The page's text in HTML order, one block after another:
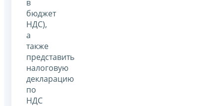
в
бюджет
НДС),
а
также
представить
налоговую
декларацию
по
НДС